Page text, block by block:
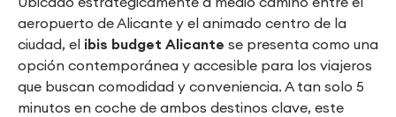
aeropuerto de Alicante y el animado centro de la
ciudad, el ibis budget Alicante se presenta como una
opción contemporánea y accesible para los viajeros
que buscan comodidad y conveniencia. A tan solo 5
minutos en coche de ambos destinos clave, este